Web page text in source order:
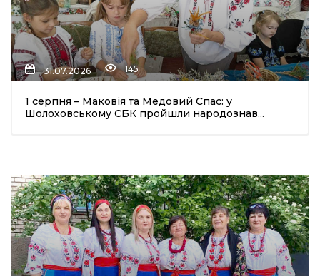
31.07.2026 145
1 серпня – Маковія та Медовий Спас: у
Шолоховському СБК пройшли народознав...